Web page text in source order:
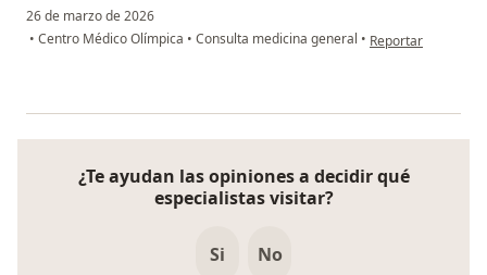
26 de marzo de 2026
• Centro Médico Olímpica • Consulta medicina general • en opinión del
Reportar
¿Te ayudan las opiniones a decidir qué
especialistas visitar?
Si No